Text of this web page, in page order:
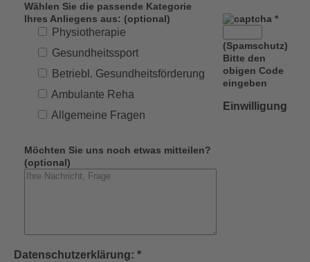
Wählen Sie die passende Kategorie
Ihres Anliegens aus: (optional)
Physiotherapie
Gesundheitssport
Betriebl. Gesundheitsförderung
Ambulante Reha
Allgemeine Fragen
Möchten Sie uns noch etwas mitteilen?
(optional)
*
(Spamschutz)
Bitte den
obigen Code
eingeben
Einwilligung
Datenschutzerklärung: *